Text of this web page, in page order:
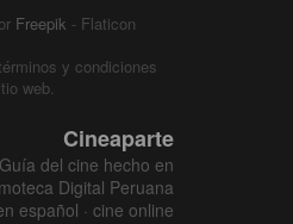
Freepik - Flaticon
y condiciones
web.
Cineaparte
Guía del cine hecho en
Digital Peruana
español · cine online